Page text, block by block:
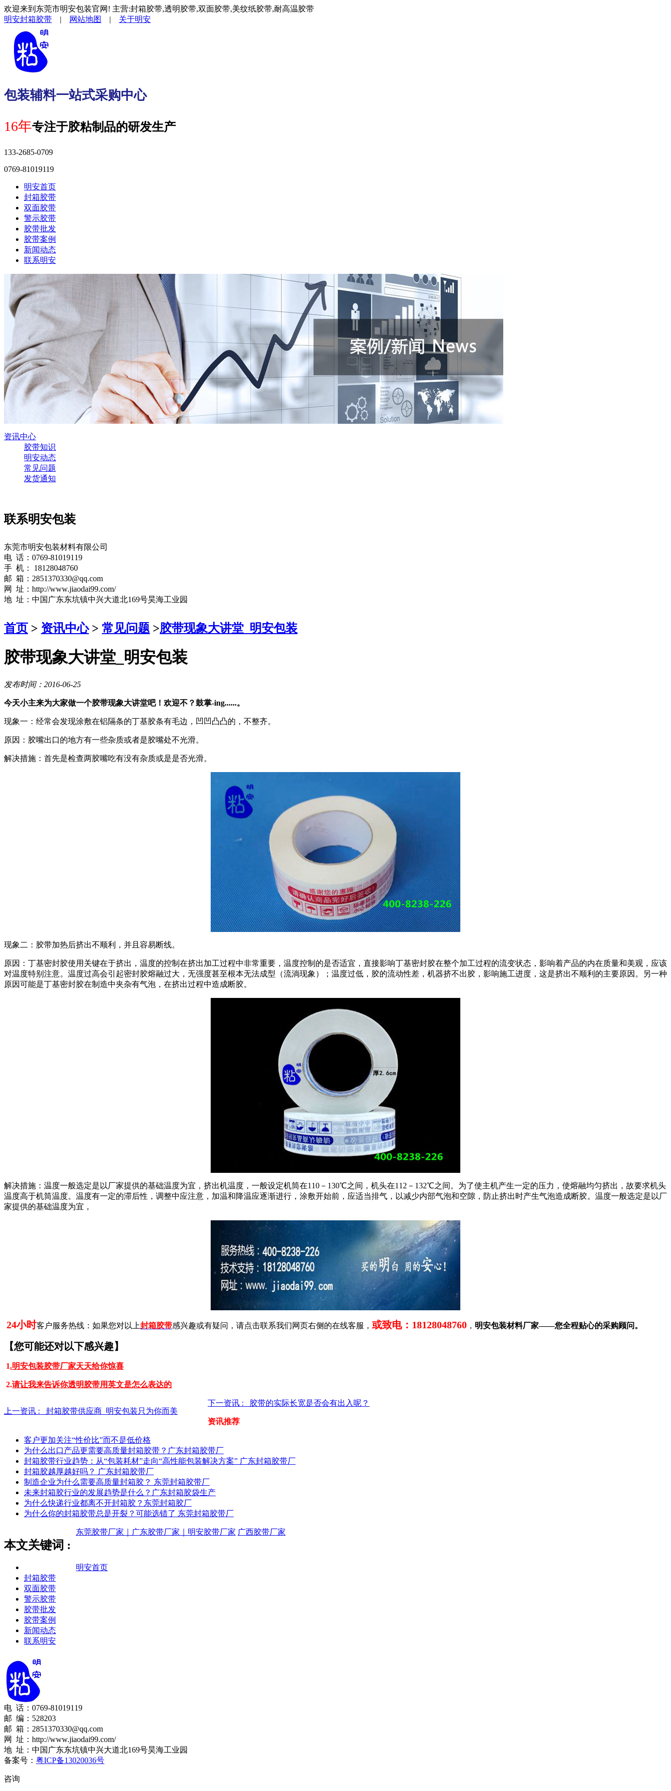
欢迎来到东莞市明安包装官网! 主营:封箱胶带,透明胶带,双面胶带,美纹纸胶带,耐高温胶带
明安封箱胶带 | 网站地图 | 关于明安
包装辅料一站式采购中心
16年专注于胶粘制品的研发生产
133-2685-0709
0769-81019119
明安首页
封箱胶带
双面胶带
警示胶带
胶带批发
胶带案例
新闻动态
联系明安
资讯中心
胶带知识
明安动态
常见问题
发货通知
联系明安包装
东莞市明安包装材料有限公司
电 话：0769-81019119
手 机： 18128048760
邮 箱：2851370330@qq.com
网 址：http://www.jiaodai99.com/
地 址：中国广东东坑镇中兴大道北169号昊海工业园
首页 > 资讯中心> 常见问题 >胶带现象大讲堂_明安包装
胶带现象大讲堂_明安包装
发布时间：2016-06-25
今天小主来为大家做一个胶带现象大讲堂吧！欢迎不？鼓掌-ing......。
现象一：经常会发现涂敷在铝隔条的丁基胶条有毛边，凹凹凸凸的，不整齐。
原因：胶嘴出口的地方有一些杂质或者是胶嘴处不光滑。
解决措施：首先是检查两胶嘴吃有没有杂质或是是否光滑。
现象二：胶带加热后挤出不顺利，并且容易断线。
原因：丁基密封胶使用关键在于挤出，温度的控制在挤出加工过程中非常重要，温度控制的是否适宜，直接影响丁基密封胶在整个加工过程的流变状态，影响着产品的内在质量和美观，应该
对温度特别注意。温度过高会引起密封胶熔融过大，无强度甚至根本无法成型（流淌现象）；温度过低，胶的流动性差，机器挤不出胶，影响施工进度，这是挤出不顺利的主要原因。另一种
原因可能是丁基密封胶在制造中夹杂有气泡，在挤出过程中造成断胶。
解决措施：温度一般选定是以厂家提供的基础温度为宜，挤出机温度，一般设定机筒在110－130℃之间，机头在112－132℃之间。为了使主机产生一定的压力，使熔融均匀挤出，故要求机头
温度高于机筒温度。温度有一定的滞后性，调整中应注意，加温和降温应逐渐进行，涂敷开始前，应适当排气，以减少内部气泡和空隙，防止挤出时产生气泡造成断胶。温度一般选定是以厂
家提供的基础温度为宜，
24小时客户服务热线：如果您对以上封箱胶带感兴趣或有疑问，请点击联系我们网页右侧的在线客服， 或致电：18128048760 ， 明安包装材料厂家——您全程贴心的采购顾问。
【您可能还对以下感兴趣】
1.明安包装胶带厂家天天给你惊喜
2.请让我来告诉你透明胶带用英文是怎么表达的
上一资讯 : 封箱胶带供应商_明安包装只为你而美
下一资讯 : 胶带的实际长宽是否会有出入呢？
资讯推荐
客户更加关注“性价比”而不是低价格
为什么出口产品更需要高质量封箱胶带？广东封箱胶带厂
封箱胶带行业趋势：从“包装耗材”走向“高性能包装解决方案” 广东封箱胶带厂
封箱胶越厚越好吗？ 广东封箱胶带厂
制造企业为什么需要高质量封箱胶？ 东莞封箱胶带厂
未来封箱胶行业的发展趋势是什么？广东封箱胶袋生产
为什么快递行业都离不开封箱胶？东莞封箱胶厂
为什么你的封箱胶带总是开裂？可能选错了 东莞封箱胶带厂
本文关键词 :
东莞胶带厂家｜广东胶带厂家｜明安胶带厂家 广西胶带厂家
明安首页
封箱胶带
双面胶带
警示胶带
胶带批发
胶带案例
新闻动态
联系明安
电 话：0769-81019119
邮 编：528203
邮 箱：2851370330@qq.com
网 址：http://www.jiaodai99.com/
地 址：中国广东东坑镇中兴大道北169号昊海工业园
备案号： 粤ICP备13020036号
咨询